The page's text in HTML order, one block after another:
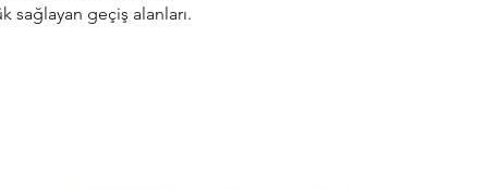
sağlayan geçiş alanları.